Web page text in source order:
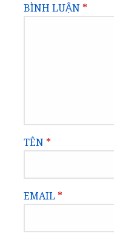
BÌNH LUẬN *
TÊN *
EMAIL *